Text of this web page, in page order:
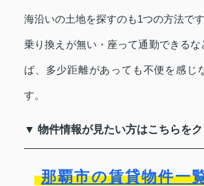
海沿いの土地を探すのも1つの方法です
乗り換えが無い・座って通勤できる
ば、多少距離があっても不便を感じ
す。
▼ 物件情報が見たい方はこちらを
那覇市の賃貸物件一